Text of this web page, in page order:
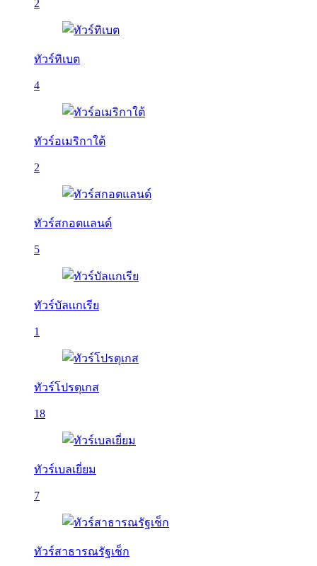
2
ทัวร์ทิเบต
4
ทัวร์อเมริกาใต้
2
ทัวร์สกอตแลนด์
5
ทัวร์บัลเเกเรีย
1
ทัวร์โปรตุเกส
18
ทัวร์เบลเยี่ยม
7
ทัวร์สาธารณรัฐเช็ก